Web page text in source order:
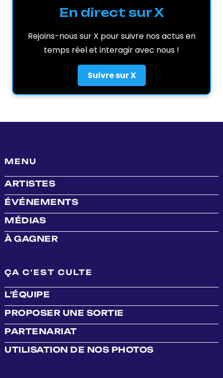
En direct sur X
Rejoins-nous sur X pour suivre nos actus en
temps réel et interagir avec nous !
Suivre sur X
MENU
ARTISTES
ÉVÉNEMENTS
MÉDIAS
À GAGNER
ÇA C'EST CULTE
L'ÉQUIPE
PROPOSER UNE SORTIE
PARTENARIAT
UTILISATION DE NOS PHOTOS